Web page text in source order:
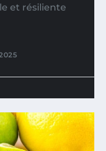
et résiliente